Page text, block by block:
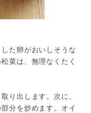
た卵がおいしそうな
菜は、無理なくたく
り出します。次に、
分を炒めます。オイ